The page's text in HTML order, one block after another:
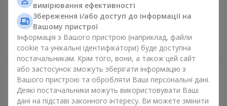
Юлия 25.07.2021
5
Спасибо огромное!! Все такое красивое!! Спасибо, что
помогаете делать людей счастливыми, вы - чудесные!!
Олександр 06.06.2021
5
Дякую вам. Ви зближуєте світ, робите його кращим!)
вимірювання ефективності
Збереження і/або доступ до інформації на
Вашому пристрої
Інформація з Вашого пристрою (наприклад, файли
cookie та унікальні ідентифікатори) буде доступна
постачальникам. Крім того, вони, а також цей сайт
або застосунок зможуть зберігати інформацію з
Вашого пристрою та обробляти Ваші персональні дані.
Деякі постачальники можуть використовувати Ваші
дані на підставі законного інтересу. Ви можете змінити